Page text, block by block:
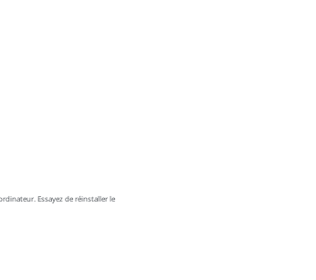
Essayez de réinstaller le